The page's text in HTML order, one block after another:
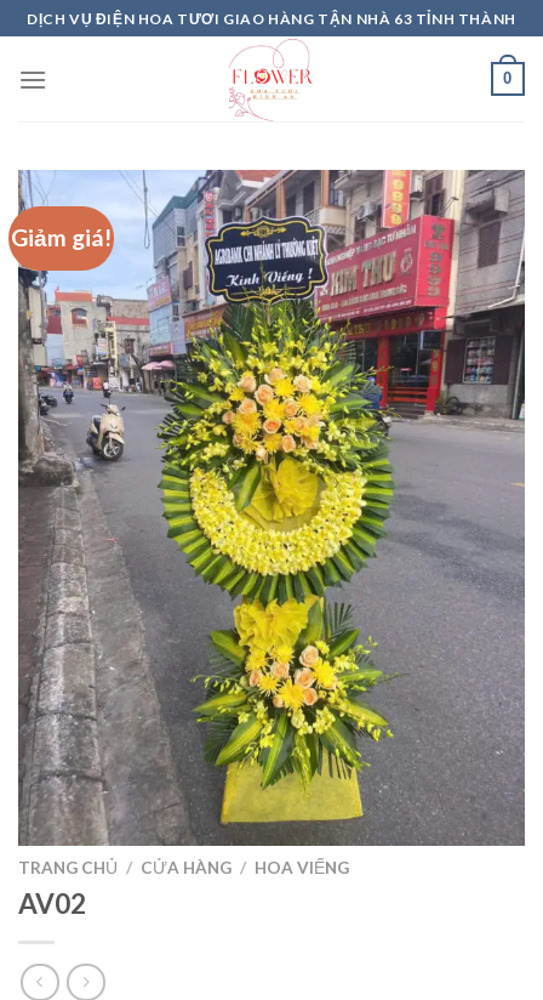
Skip
to
content
DỊCH VỤ ĐIỆN HOA TƯƠI GIAO HÀNG TẬN NHÀ 63 TỈNH THÀNH
0
Giảm giá!
TRANG CHỦ / CỬA HÀNG / HOA VIẾNG
AV02